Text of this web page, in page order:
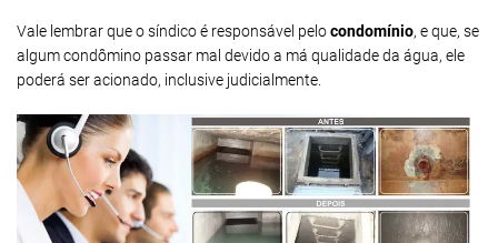
Vale lembrar que o síndico é responsável pelocondomínio, e que, se
algum condômino passar mal devido a má qualidade da água, ele
poderá ser acionado, inclusive judicialmente.